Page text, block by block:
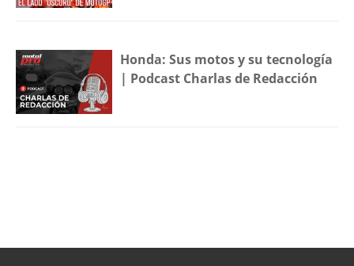
Honda: Sus motos y su tecnología
| Podcast Charlas de Redacción